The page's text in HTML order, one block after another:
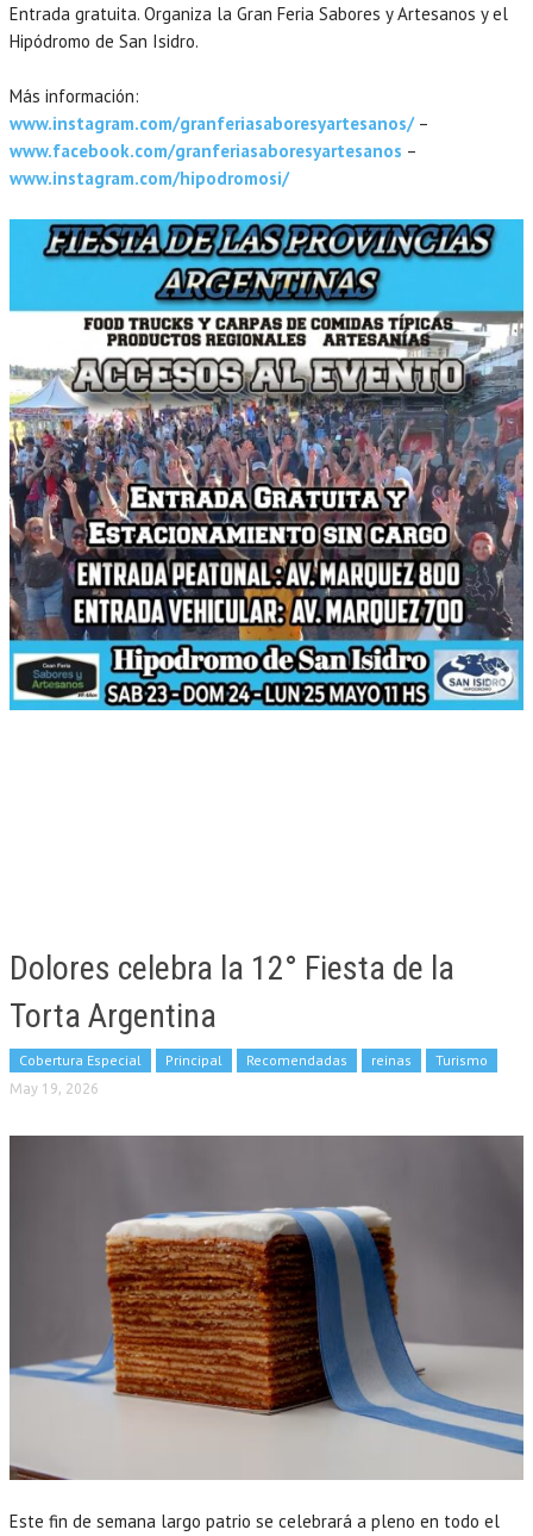
Entrada gratuita. Organiza la Gran Feria Sabores y Artesanos y el
Hipódromo de San Isidro.
Más información:
www.instagram.com/granferiasaboresyartesanos/–
www.facebook.com/granferiasaboresyartesanos –
www.instagram.com/hipodromosi/
Dolores celebra la 12° Fiesta de la
Torta Argentina
Cobertura Especial Principal Recomendadas reinas Turismo
May 19, 2026
Este fin de semana largo patrio se celebrará a pleno en todo el